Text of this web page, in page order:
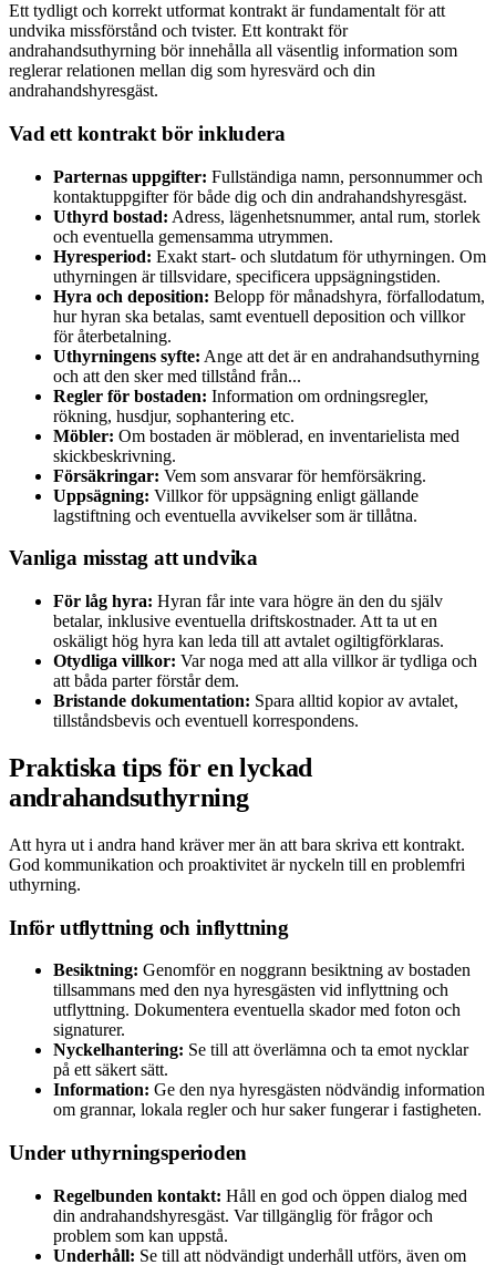
Ett tydligt och korrekt utformat kontrakt är fundamentalt för att
undvika missförstånd och tvister. Ett kontrakt för
andrahandsuthyrning bör innehålla all väsentlig information som
reglerar relationen mellan dig som hyresvärd och din
andrahandshyresgäst.
Vad ett kontrakt bör inkludera
Parternas uppgifter: Fullständiga namn, personnummer och
kontaktuppgifter för både dig och din andrahandshyresgäst.
Uthyrd bostad: Adress, lägenhetsnummer, antal rum, storlek
och eventuella gemensamma utrymmen.
Hyresperiod: Exakt start- och slutdatum för uthyrningen. Om
uthyrningen är tillsvidare, specificera uppsägningstiden.
Hyra och deposition: Belopp för månadshyra, förfallodatum,
hur hyran ska betalas, samt eventuell deposition och villkor
för återbetalning.
Uthyrningens syfte: Ange att det är en andrahandsuthyrning
och att den sker med tillstånd från...
Regler för bostaden: Information om ordningsregler,
rökning, husdjur, sophantering etc.
Möbler: Om bostaden är möblerad, en inventarielista med
skickbeskrivning.
Försäkringar: Vem som ansvarar för hemförsäkring.
Uppsägning: Villkor för uppsägning enligt gällande
lagstiftning och eventuella avvikelser som är tillåtna.
Vanliga misstag att undvika
För låg hyra: Hyran får inte vara högre än den du själv
betalar, inklusive eventuella driftskostnader. Att ta ut en
oskäligt hög hyra kan leda till att avtalet ogiltigförklaras.
Otydliga villkor: Var noga med att alla villkor är tydliga och
att båda parter förstår dem.
Bristande dokumentation: Spara alltid kopior av avtalet,
tillståndsbevis och eventuell korrespondens.
Praktiska tips för en lyckad
andrahandsuthyrning
Att hyra ut i andra hand kräver mer än att bara skriva ett kontrakt.
God kommunikation och proaktivitet är nyckeln till en problemfri
uthyrning.
Inför utflyttning och inflyttning
Besiktning: Genomför en noggrann besiktning av bostaden
tillsammans med den nya hyresgästen vid inflyttning och
utflyttning. Dokumentera eventuella skador med foton och
signaturer.
Nyckelhantering: Se till att överlämna och ta emot nycklar
på ett säkert sätt.
Information: Ge den nya hyresgästen nödvändig information
om grannar, lokala regler och hur saker fungerar i fastigheten.
Under uthyrningsperioden
Regelbunden kontakt: Håll en god och öppen dialog med
din andrahandshyresgäst. Var tillgänglig för frågor och
problem som kan uppstå.
Underhåll: Se till att nödvändigt underhåll utförs, även om